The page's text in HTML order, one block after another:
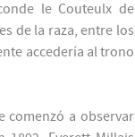
le Couteulx de
de la raza, entre los
accedería al trono
comenzó a observar